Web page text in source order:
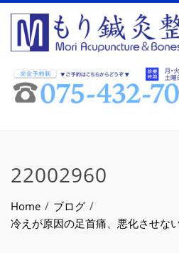
22002960
Home
ブログ
冷えが原因の足首痛、悪化させな